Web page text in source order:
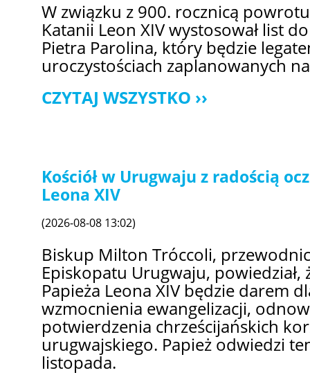
W związku z 900. rocznicą
Katanii Leon XIV wystosował list
Pietra Parolina, który będzie
uroczystościach zaplanowanych
CZYTAJ WSZYSTKO
Kościół w Urugwaju z radością
Leona XIV
(2026-08-08 13:02)
Biskup Milton Tróccoli,
Episkopatu Urugwaju, powiedział,
Papieża Leona XIV będzie darem
wzmocnienia ewangelizacji,
potwierdzenia chrześcijańskich
urugwajskiego. Papież odwiedzi
listopada.